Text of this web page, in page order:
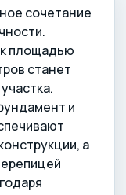
сочетание
площадью
станет
и
а